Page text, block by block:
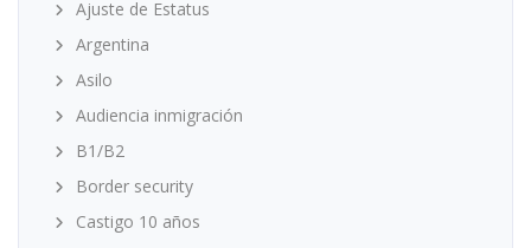
Ajuste de Estatus
Argentina
Asilo
Audiencia inmigración
B1/B2
Border security
Castigo 10 años